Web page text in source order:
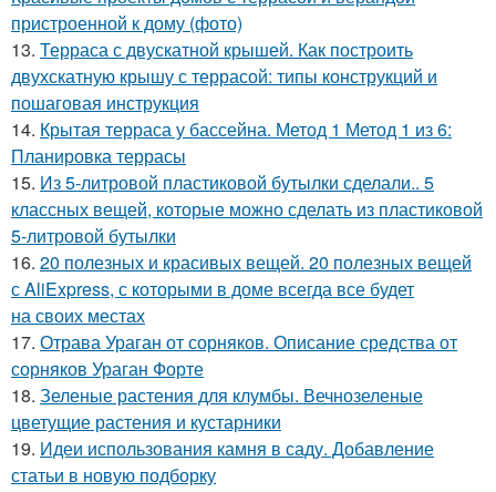
пристроенной к дому (фото)
13. Терраса с двускатной крышей. Как построить
двухскатную крышу с террасой: типы конструкций и
пошаговая инструкция
14. Крытая терраса у бассейна. Метод 1 Метод 1 из 6:
Планировка террасы
15. Из 5-литровой пластиковой бутылки сделали.. 5
классных вещей, которые можно сделать из пластиковой
5-литровой бутылки
16. 20 полезных и красивых вещей. 20 полезных вещей
с AliExpress, с которыми в доме всегда все будет
на своих местах
17. Отрава Ураган от сорняков. Описание средства от
сорняков Ураган Форте
18. Зеленые растения для клумбы. Вечнозеленые
цветущие растения и кустарники
19. Идеи использования камня в саду. Добавление
статьи в новую подборку